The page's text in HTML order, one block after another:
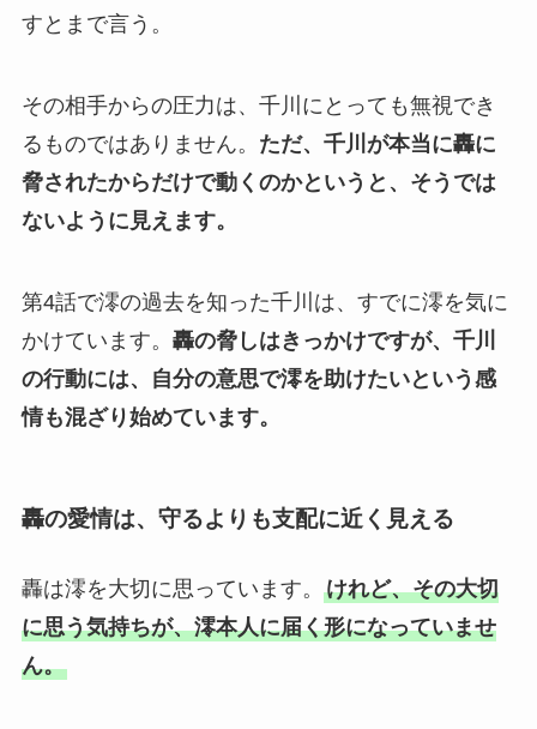
すとまで言う。
その相手からの圧力は、千川にとっても無視でき
るものではありません。 ただ、千川が本当に轟に
脅されたからだけで動くのかというと、そうでは
ないように見えます。
第4話で澪の過去を知った千川は、すでに澪を気に
かけています。 轟の脅しはきっかけですが、千川
の行動には、自分の意思で澪を助けたいという感
情も混ざり始めています。
轟の愛情は、守るよりも支配に近く見える
轟は澪を大切に思っています。 けれど、その大切
に思う気持ちが、澪本人に届く形になっていませ
ん。